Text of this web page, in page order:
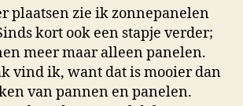
plaatsen zie ik zonnepanelen
kort ook een stapje verder;
meer maar alleen panelen.
vind ik, want dat is mooier dan
van pannen en panelen.